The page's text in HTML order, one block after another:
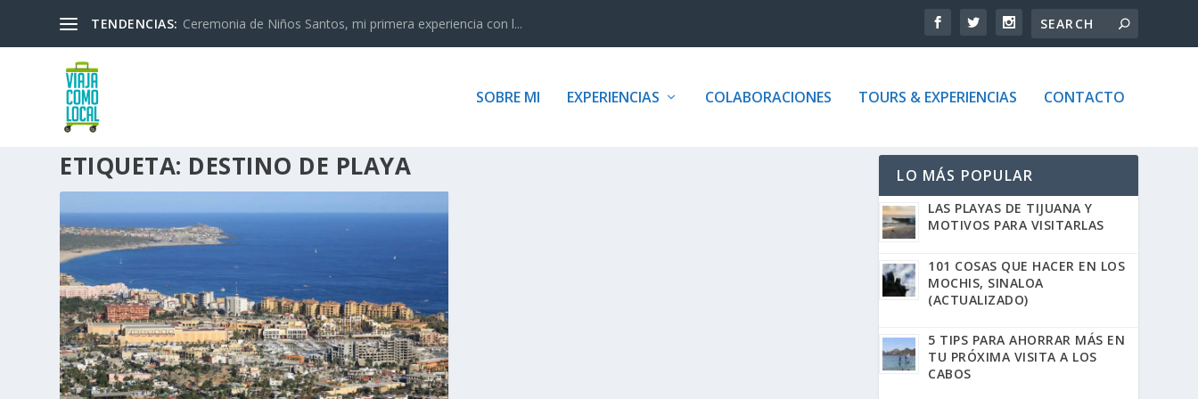
TENDENCIAS: Ceremonia de Niños Santos, mi primera experiencia con l...
SOBRE MI EXPERIENCIAS COLABORACIONES TOURS & EXPERIENCIAS CONTACTO
ETIQUETA: DESTINO DE PLAYA LO MÁS POPULAR
LAS PLAYAS DE TIJUANA Y
MOTIVOS PARA VISITARLAS
101 COSAS QUE HACER EN LOS
MOCHIS, SINALOA
(ACTUALIZADO)
5 TIPS PARA AHORRAR MÁS EN
TU PRÓXIMA VISITA A LOS
CABOS